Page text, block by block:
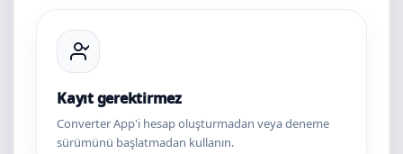
Kayıt gerektirmez
Converter App'i hesap oluşturmadan veya deneme
sürümünü başlatmadan kullanın.